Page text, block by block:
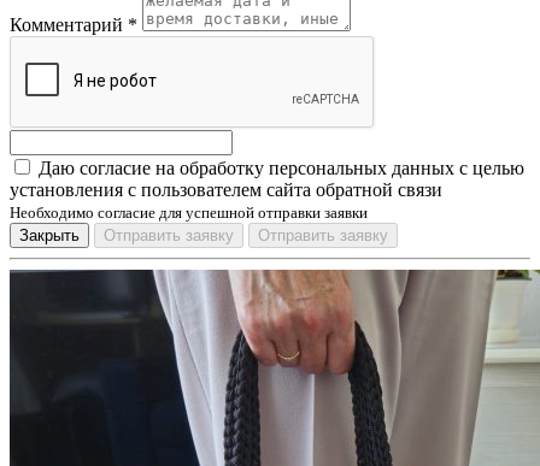
Комментарий *
Даю согласие на обработку персональных данных с целью
установления с пользователем сайта обратной связи
Необходимо согласие для успешной отправки заявки
Закрыть
Отправить заявку